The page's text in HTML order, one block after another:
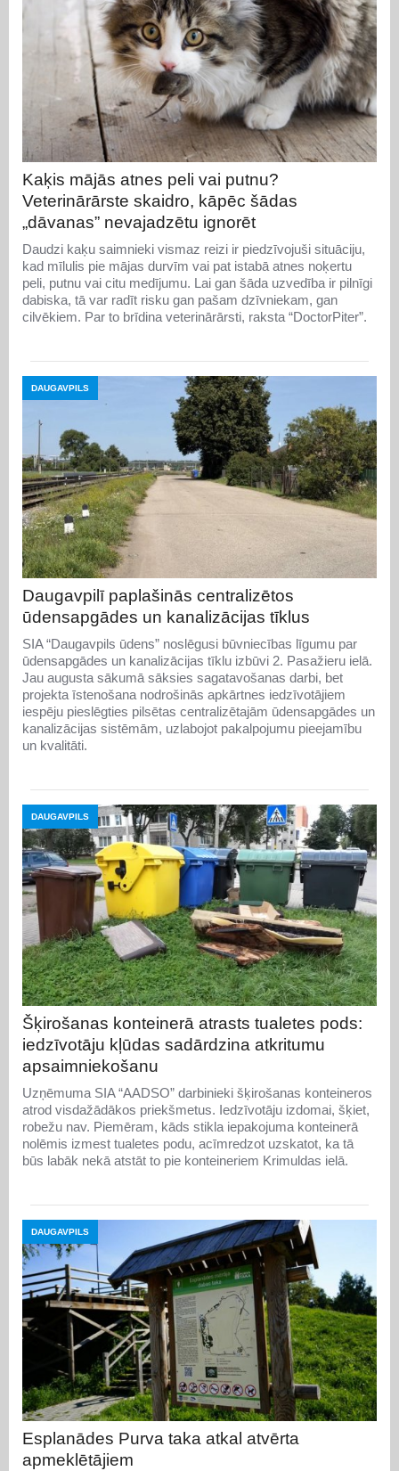
Kaķis mājās atnes peli vai putnu?
Veterinārārste skaidro, kāpēc šādas
„dāvanas” nevajadzētu ignorēt
Daudzi kaķu saimnieki vismaz reizi ir piedzīvojuši situāciju,
kad mīlulis pie mājas durvīm vai pat istabā atnes noķertu
peli, putnu vai citu medījumu. Lai gan šāda uzvedība ir pilnīgi
dabiska, tā var radīt risku gan pašam dzīvniekam, gan
cilvēkiem. Par to brīdina veterinārārsti, raksta “DoctorPiter”.
DAUGAVPILS
Daugavpilī paplašinās centralizētos
ūdensapgādes un kanalizācijas tīklus
SIA “Daugavpils ūdens” noslēgusi būvniecības līgumu par
ūdensapgādes un kanalizācijas tīklu izbūvi 2. Pasažieru ielā.
Jau augusta sākumā sāksies sagatavošanas darbi, bet
projekta īstenošana nodrošinās apkārtnes iedzīvotājiem
iespēju pieslēgties pilsētas centralizētajām ūdensapgādes un
kanalizācijas sistēmām, uzlabojot pakalpojumu pieejamību
un kvalitāti.
DAUGAVPILS
Šķirošanas konteinerā atrasts tualetes pods:
iedzīvotāju kļūdas sadārdzina atkritumu
apsaimniekošanu
Uzņēmuma SIA “AADSO” darbinieki šķirošanas konteineros
atrod visdažādākos priekšmetus. Iedzīvotāju izdomai, šķiet,
robežu nav. Piemēram, kāds stikla iepakojuma konteinerā
nolēmis izmest tualetes podu, acīmredzot uzskatot, ka tā
būs labāk nekā atstāt to pie konteineriem Krimuldas ielā.
DAUGAVPILS
Esplanādes Purva taka atkal atvērta
apmeklētājiem